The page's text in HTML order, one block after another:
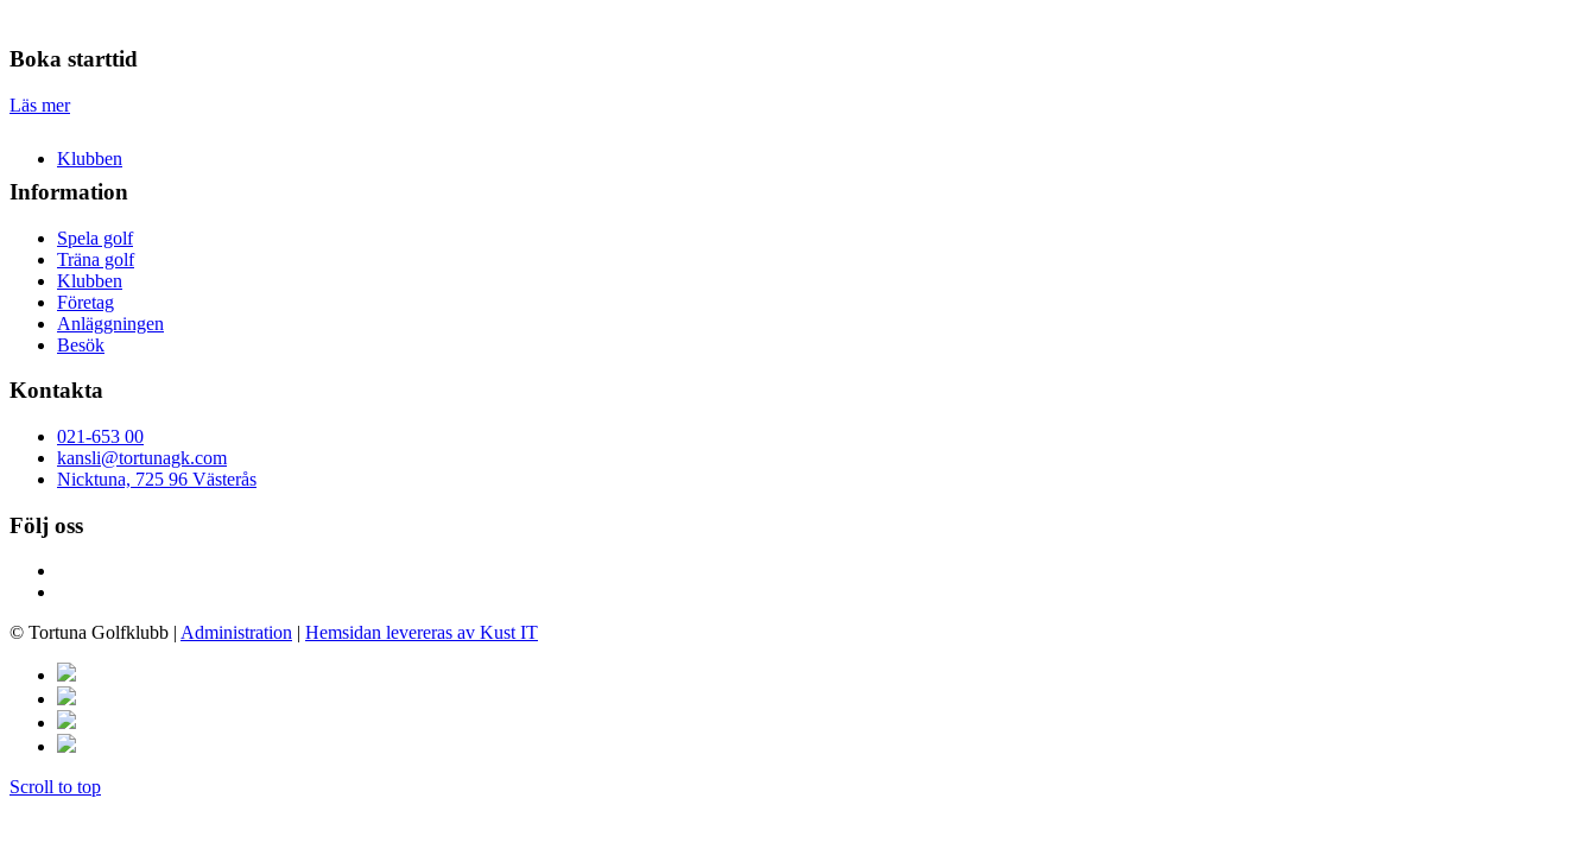
Klubben
Boka starttid
Läs mer
Information
Spela golf
Träna golf
Klubben
Företag
Anläggningen
Besök
Kontakta
021-653 00
kansli@tortunagk.com
Nicktuna, 725 96 Västerås
Följ oss
© Tortuna Golfklubb | Administration | Hemsidan levereras av Kust IT
Scroll to top